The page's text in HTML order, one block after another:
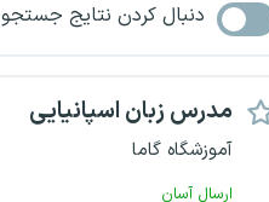
دنبال کردن نتایج جستجو
مدرس زبان اسپانیایی
آموزشگاه گاما
ارسال آسان